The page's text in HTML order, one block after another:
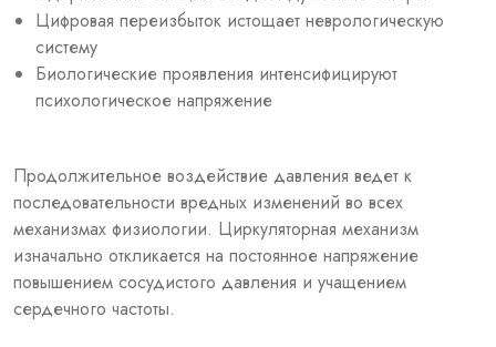
Цифровая переизбыток истощает неврологическую
систему
Биологические проявления интенсифицируют
психологическое напряжение
Продолжительное воздействие давления ведет к
последовательности вредных изменений во всех
механизмах физиологии. Циркуляторная механизм
изначально откликается на постоянное напряжение
повышением сосудистого давления и учащением
сердечного частоты.